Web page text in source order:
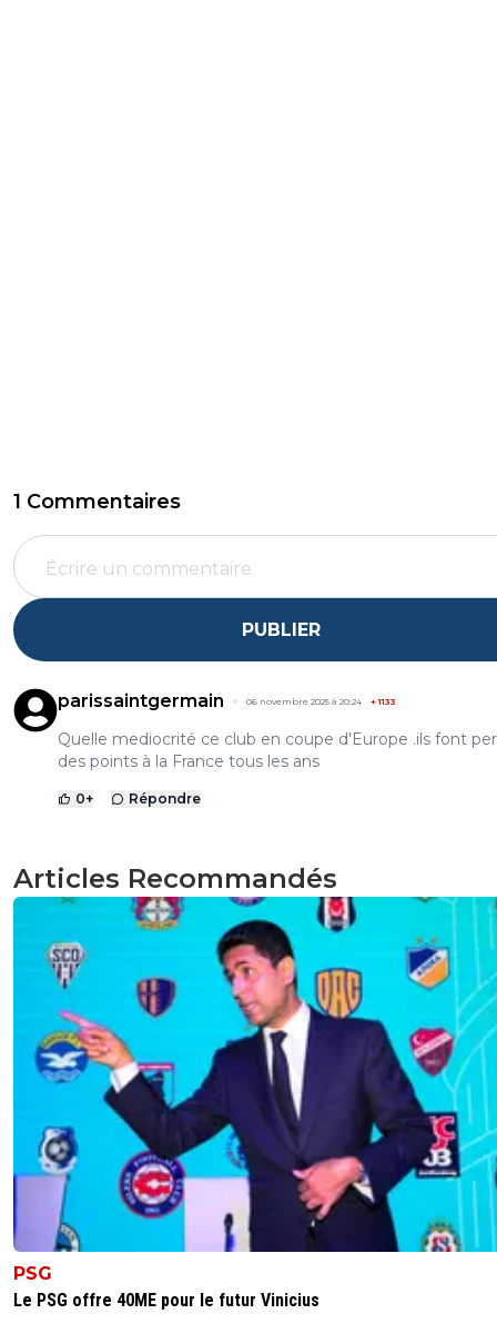
1 Commentaires
PUBLIER
parissaintgermain 06 novembre 2025 à 20:24 +1133
Quelle mediocrité ce club en coupe d'Europe .ils font
des points à la France tous les ans
0+ Répondre
Articles Recommandés
PSG
Le PSG offre 40ME pour le futur Vinicius